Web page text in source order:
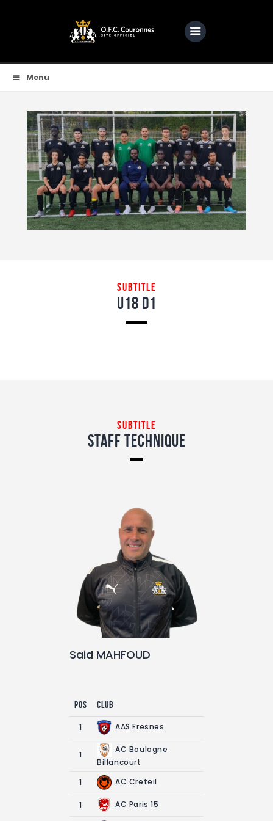
Menu
OFC COURONNES | SITE OFFICIEL DE L'OFCC
Club
Actualités
Equipes
Féminine
O.F.C.C.TV
Partenaire
Subtitle
U18 D1
Subtitle
Staff Technique
Said MAHFOUD
Pos Club
1 AAS Fresnes
1
AC Boulogne
Billancourt
1
AC Creteil
1 AC Paris 15